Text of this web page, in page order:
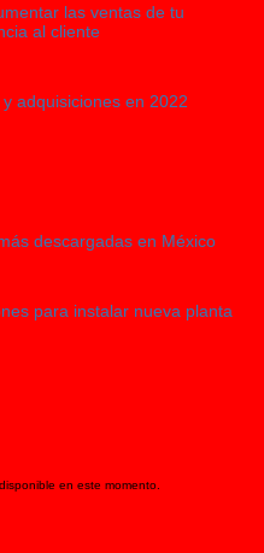
las ventas de tu
al cliente
adquisiciones en 2022
descargadas en México
para instalar nueva planta
en este momento.